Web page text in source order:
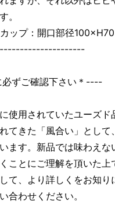
。
ップ：開口部径
ずご確認下さい＊----
使用されていたユーズ
てきた「風合い」とし
ます。新品では味わえ
ことにご理解を頂いた
て、より詳しくをお知
合わせください。